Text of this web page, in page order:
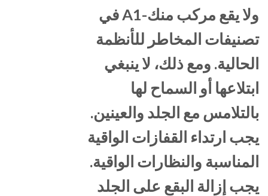
ولا يقع مركب منك-A1 في
تصنيفات المخاطر للأنظمة
الحالية. ومع ذلك، لا ينبغي
ابتلاعها أو السماح لها
بالتلامس مع الجلد والعينين.
يجب ارتداء القفازات الواقية
المناسبة والنظارات الواقية.
يجب إزالة البقع على الجلد